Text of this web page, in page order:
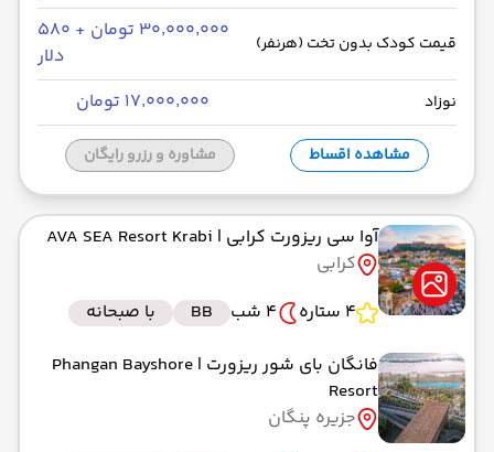
قیمت کودک بدون تخت (هرنفر)
۳۰٬۰۰۰٬۰۰۰ تومان + ۵۸۰
دلار
نوزاد ۱۷٬۰۰۰٬۰۰۰ تومان
مشاهده اقساط مشاوره و رزرو رایگان
آوا سی ریزورت کرابی | AVA SEA Resort Krabi
کرابی
4 ستاره
4 شب BB
با صبحانه
فانگان بای شور ریزورت | Phangan Bayshore
Resort
جزیره پنگان